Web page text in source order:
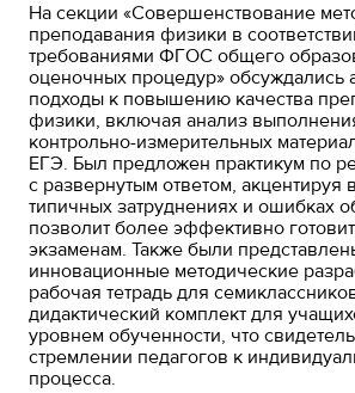
На секции «Совершенствование
преподавания физики в
требованиями ФГОС общего
оценочных процедур» обсуждались
подходы к повышению качества
физики, включая анализ
контрольно-измерительных
ЕГЭ. Был предложен практикум по
с развернутым ответом, акцентируя
типичных затруднениях и ошибках
позволит более эффективно
экзаменам. Также были
инновационные методические
рабочая тетрадь для
дидактический комплект для
уровнем обученности, что
стремлении педагогов к
процесса.